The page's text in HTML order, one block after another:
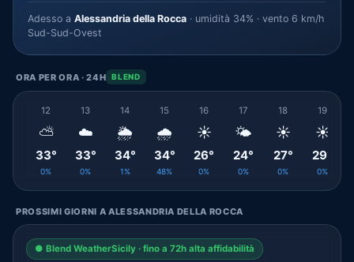
Adesso a Alessandria della Rocca · umidità 34% · vento 6 km/h
Sud-Sud-Ovest
ORA PER ORA · 24H BLEND
12
⛅
33°
0%
13
☁️
33°
0%
14
🌦️
34°
1%
15
🌧️
34°
48%
16
☀️
26°
0%
17
🌤️
24°
0%
18
☀️
27°
0%
19
☀️
29°
0%
PROSSIMI GIORNI A ALESSANDRIA DELLA ROCCA
● Blend WeatherSicily · fino a 72h alta affidabilità